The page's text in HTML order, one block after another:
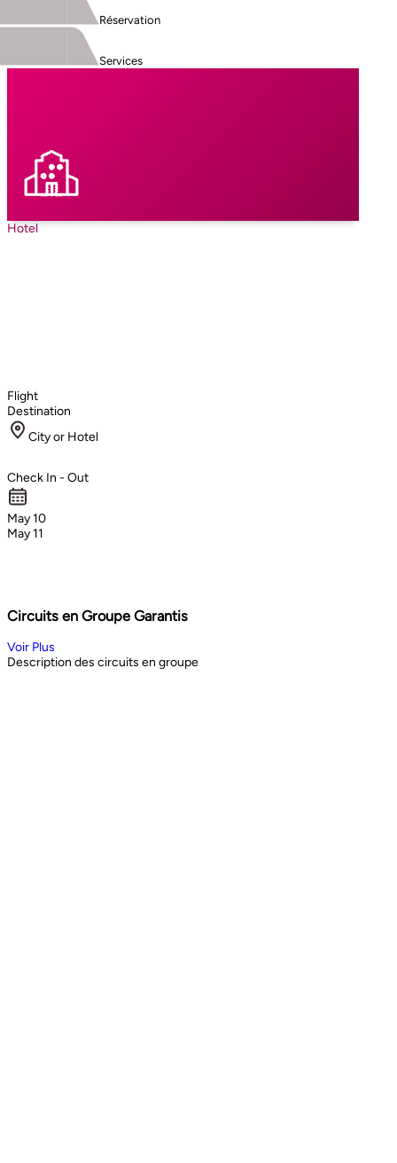
Réservation
Services
Hotel
Flight
Destination
City or Hotel
Check In - Out
May 10
May 11
Circuits en Groupe Garantis
Voir Plus
Description des circuits en groupe